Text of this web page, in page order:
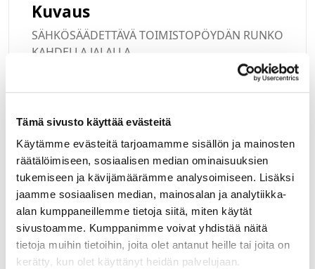
Tämä sivusto käyttää evästeitä
Käytämme evästeitä tarjoamamme sisällön ja mainosten
räätälöimiseen, sosiaalisen median ominaisuuksien
tukemiseen ja kävijämäärämme analysoimiseen. Lisäksi
jaamme sosiaalisen median, mainosalan ja analytiikka-
alan kumppaneillemme tietoja siitä, miten käytät
sivustoamme. Kumppanimme voivat yhdistää näitä
tietoja muihin tietoihin, joita olet antanut heille tai joita on
kerätty, kun olet käyttänyt heidän palvelujaan.
Kuvaus
SÄHKÖSÄÄDETTÄVÄ TOIMISTOPÖYDÄN RUNKO
KAHDELLA JALALLA,
HARMAA. RUNKO ON VARUSTETTU KAHDELLA
KÄSIOHJAIMESSA ON NELJÄ
MUISTIPAIKKAA ERI KORKEUKSIEN
TALLENTAMISEKSI. RUNGOSSA ON
MYÖS TOIMINTO, JOKA ESTÄÄ LASKU- JA
NOSTOVAIHEESSA VÄLIIN
PURISTUMISEN. LEVEYS 1020-1800 MM,
KANTAVUUS 150 KG,
KORKEUS 605-1255 MM. JALKAVASTEEN PITUUS
700 MM